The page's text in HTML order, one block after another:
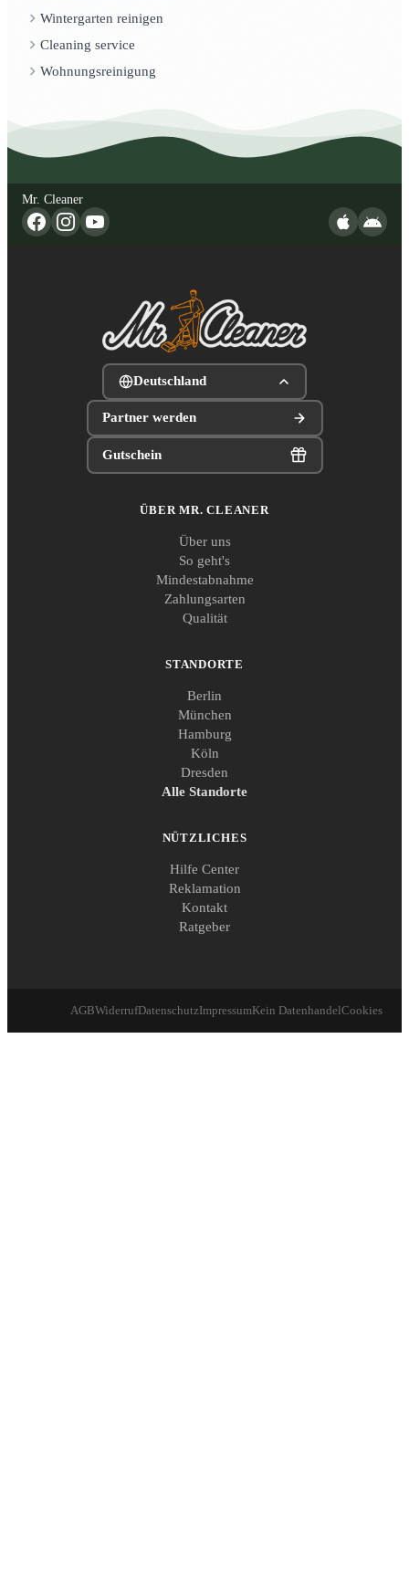
Wintergarten reinigen
Cleaning service
Wohnungsreinigung
Mr. Cleaner
Deutschland
Partner werden
Gutschein
ÜBER MR. CLEANER
Über uns
So geht's
Mindestabnahme
Zahlungsarten
Qualität
STANDORTE
Berlin
München
Hamburg
Köln
Dresden
Alle Standorte
NÜTZLICHES
Hilfe Center
Reklamation
Kontakt
Ratgeber
AGBWiderrufDatenschutzImpressumKein DatenhandelCookies